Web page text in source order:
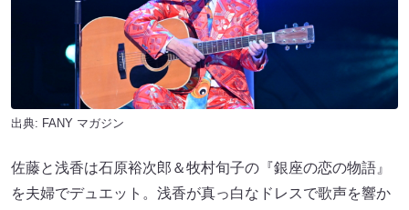
出典: FANY マガジン
佐藤と浅香は石原裕次郎＆牧村旬子の『銀座の恋の物語』
を夫婦でデュエット。浅香が真っ白なドレスで歌声を響か